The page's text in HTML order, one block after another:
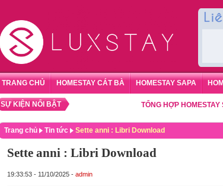
TRANG CHỦ HOMESTAY CÁT BÀ HOMESTAY SAPA
SỰ KIỆN NỔI BẬT TỔNG HỢP HOMESTAY
Trang chủ Tin tức Sette anni : Libri Download
Sette anni : Libri Download
19:33:53 - 11/10/2025 - admin